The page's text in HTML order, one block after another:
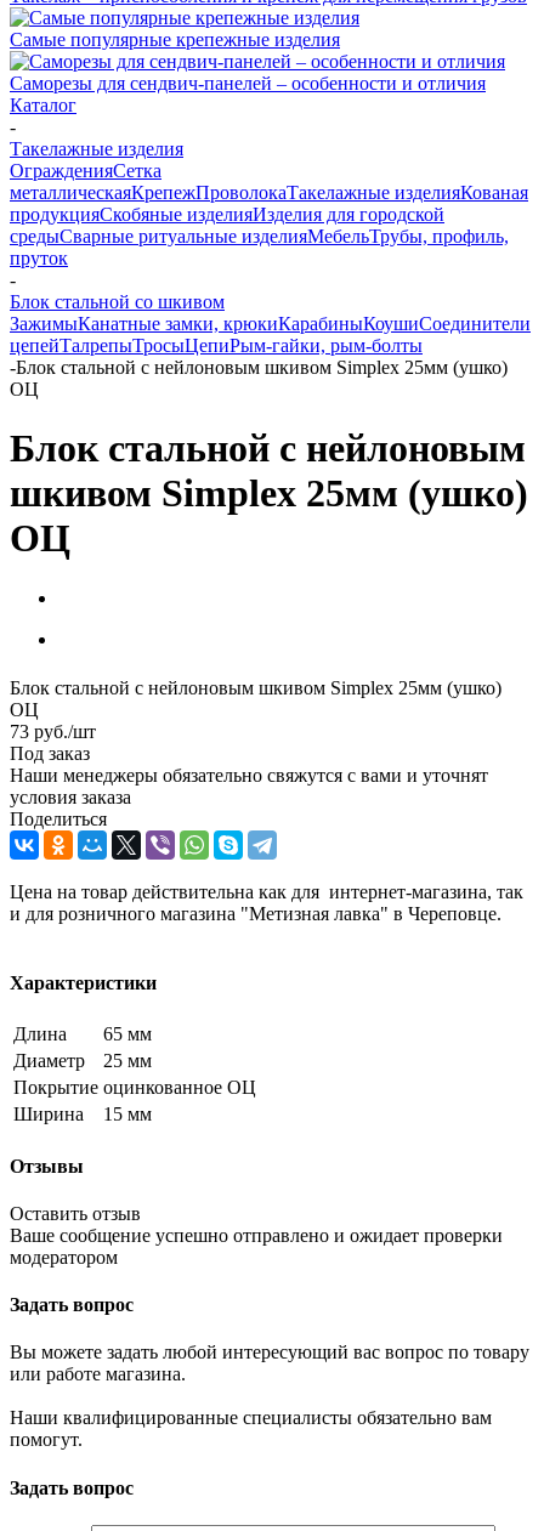
Самые популярные крепежные изделия
Саморезы для сендвич-панелей – особенности и отличия
Каталог
-
Такелажные изделия
ОгражденияСетка
металлическаяКрепежПроволокаТакелажные изделияКованая
продукцияСкобяные изделияИзделия для городской
средыСварные ритуальные изделияМебельТрубы, профиль,
пруток
-
Блок стальной со шкивом
ЗажимыКанатные замки, крюкиКарабиныКоушиСоединители
цепейТалрепыТросыЦепиРым-гайки, рым-болты
-Блок стальной с нейлоновым шкивом Simplex 25мм (ушко)
ОЦ
Блок стальной с нейлоновым
шкивом Simplex 25мм (ушко)
ОЦ
Блок стальной с нейлоновым шкивом Simplex 25мм (ушко)
ОЦ
73 руб./шт
Под заказ
Наши менеджеры обязательно свяжутся с вами и уточнят
условия заказа
Поделиться
Цена на товар действительна как для интернет-магазина, так
и для розничного магазина "Метизная лавка" в Череповце.
Характеристики
Длина
65 мм
Диаметр
25 мм
Покрытие оцинкованное ОЦ
Ширина
15 мм
Отзывы
Оставить отзыв
Ваше сообщение успешно отправлено и ожидает проверки
модератором
Задать вопрос
Вы можете задать любой интересующий вас вопрос по товару
или работе магазина.
Наши квалифицированные специалисты обязательно вам
помогут.
Задать вопрос